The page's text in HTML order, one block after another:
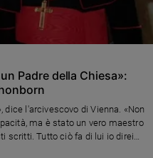
Padre della Chiesa»:
dice l'arcivescovo di Vienna. «Non
ma è stato un vero maestro
scritti. Tutto ciò fa di lui io direi